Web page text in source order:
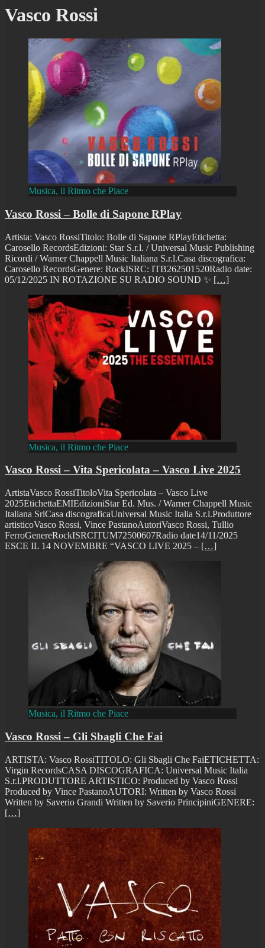
Vasco Rossi
Musica, il Ritmo che Piace
Vasco Rossi – Bolle di Sapone RPlay
Artista: Vasco RossiTitolo: Bolle di Sapone RPlayEtichetta:
Carosello RecordsEdizioni: Star S.r.l. / Universal Music Publishing
Ricordi / Warner Chappell Music Italiana S.r.l.Casa discografica:
Carosello RecordsGenere: RockISRC: ITB262501520Radio date:
05/12/2025 IN ROTAZIONE SU RADIO SOUND ✨ […]
Musica, il Ritmo che Piace
Vasco Rossi – Vita Spericolata – Vasco Live 2025
ArtistaVasco RossiTitoloVita Spericolata – Vasco Live
2025EtichettaEMIEdizioniStar Ed. Mus. / Warner Chappell Music
Italiana SrlCasa discograficaUniversal Music Italia S.r.l.Produttore
artisticoVasco Rossi, Vince PastanoAutoriVasco Rossi, Tullio
FerroGenereRockISRCITUM72500607Radio date14/11/2025
ESCE IL 14 NOVEMBRE “VASCO LIVE 2025 – […]
Musica, il Ritmo che Piace
Vasco Rossi – Gli Sbagli Che Fai
ARTISTA: Vasco RossiTITOLO: Gli Sbagli Che FaiETICHETTA:
Virgin RecordsCASA DISCOGRAFICA: Universal Music Italia
S.r.l.PRODUTTORE ARTISTICO: Produced by Vasco Rossi
Produced by Vince PastanoAUTORI: Written by Vasco Rossi
Written by Saverio Grandi Written by Saverio PrincipiniGENERE:
[…]